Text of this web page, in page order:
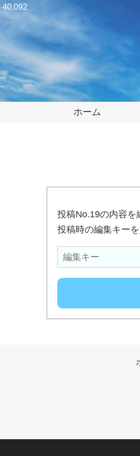
ホーム
40,092
投稿No.19の内容を
投稿時の編集キー